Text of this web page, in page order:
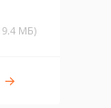
МБ)
→